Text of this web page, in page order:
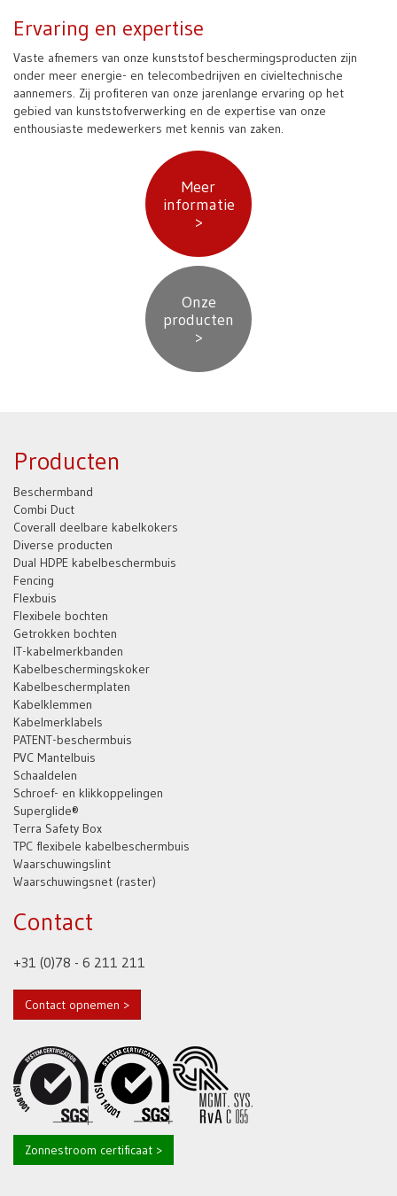
Ervaring en expertise
Vaste afnemers van onze kunststof beschermingsproducten zijn
onder meer energie- en telecombedrijven en civieltechnische
aannemers. Zij profiteren van onze jarenlange ervaring op het
gebied van kunststofverwerking en de expertise van onze
enthousiaste medewerkers met kennis van zaken.
Meer
informatie
>
Onze
producten
>
Producten
Beschermband
Combi Duct
Coverall deelbare kabelkokers
Diverse producten
Dual HDPE kabelbeschermbuis
Fencing
Flexbuis
Flexibele bochten
Getrokken bochten
IT-kabelmerkbanden
Kabelbeschermingskoker
Kabelbeschermplaten
Kabelklemmen
Kabelmerklabels
PATENT-beschermbuis
PVC Mantelbuis
Schaaldelen
Schroef- en klikkoppelingen
Superglide®
Terra Safety Box
TPC flexibele kabelbeschermbuis
Waarschuwingslint
Waarschuwingsnet (raster)
Contact
+31 (0)78 - 6 211 211
Contact opnemen >
Zonnestroom certificaat >